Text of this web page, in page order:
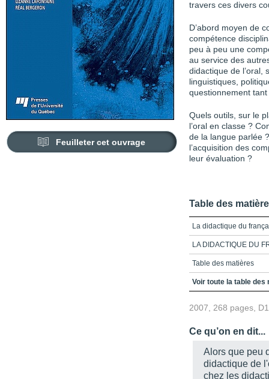
Feuilleter cet ouvrage
travers ces divers
D’abord moyen de
compétence
peu à peu une
au service des
didactique de l’oral,
linguistiques,
questionnement
Quels outils, sur le
l’oral en classe ?
de la langue parlée
l’acquisition des
leur évaluation ?
Table des
La didactique du
LA DIDACTIQUE DU
Table des matières
Introduction_La
relations ?
Chapitre
au secondaire
Chapitre 2_Analyse
moyens
Voir toute la table des
2007, 268 pages,
Ce qu’on en dit...
Alors que peu
didactique de
chez les